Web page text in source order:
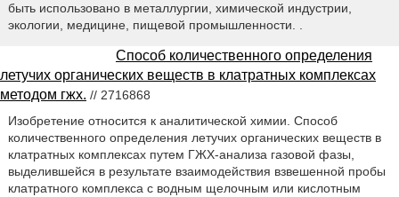
быть использовано в металлургии, химической индустрии,
экологии, медицине, пищевой промышленности. .
Способ количественного определения
летучих органических веществ в клатратных комплексах
методом гжх. // 2716868
Изобретение относится к аналитической химии. Способ
количественного определения летучих органических веществ в
клатратных комплексах путем ГЖХ-анализа газовой фазы,
выделившейся в результате взаимодействия взвешенной пробы
клатратного комплекса с водным щелочным или кислотным